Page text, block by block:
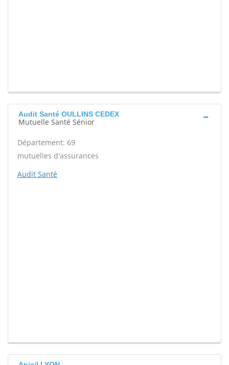
Audit Santé OULLINS CEDEX
Mutuelle Santé Sénior
Département: 69
mutuelles d'assurances
Audit Santé